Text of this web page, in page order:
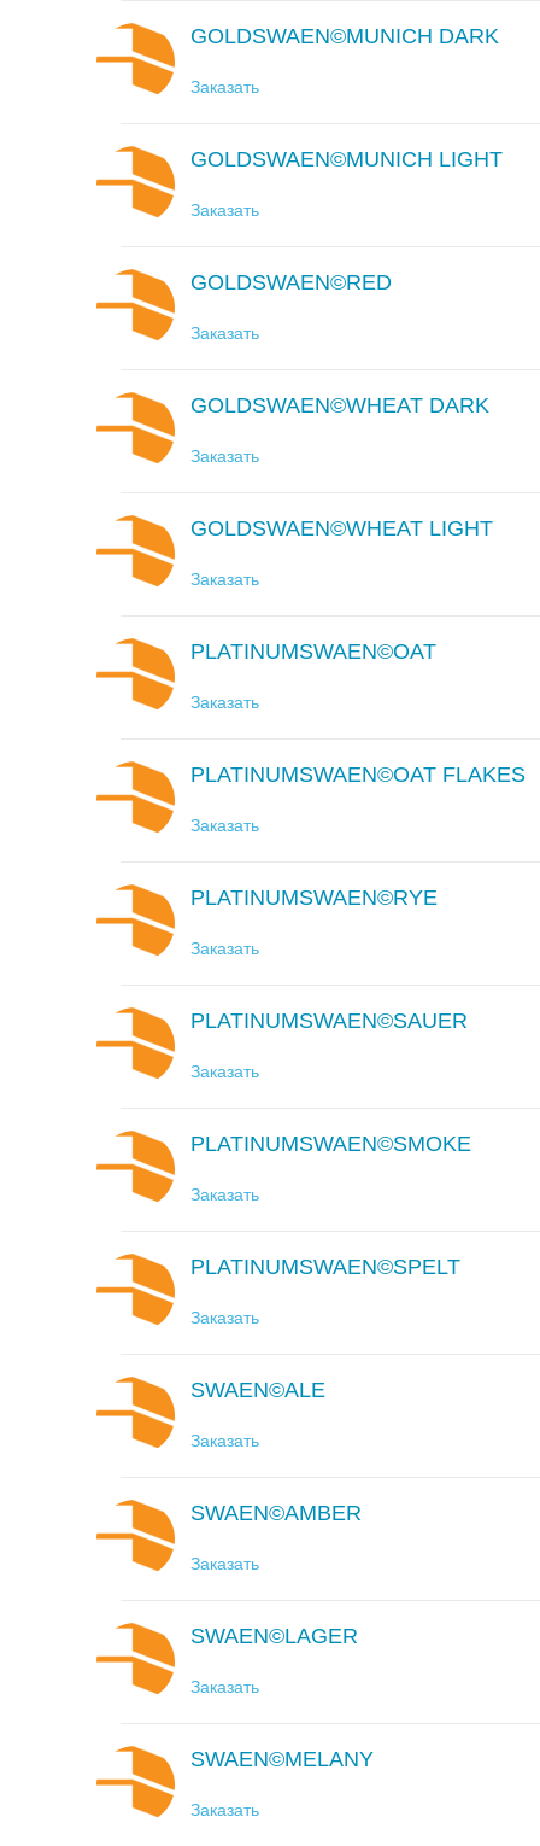
GOLDSWAEN©MUNICH DARK
Заказать
GOLDSWAEN©MUNICH LIGHT
Заказать
GOLDSWAEN©RED
Заказать
GOLDSWAEN©WHEAT DARK
Заказать
GOLDSWAEN©WHEAT LIGHT
Заказать
PLATINUMSWAEN©OAT
Заказать
PLATINUMSWAEN©OAT FLAKES
Заказать
PLATINUMSWAEN©RYE
Заказать
PLATINUMSWAEN©SAUER
Заказать
PLATINUMSWAEN©SMOKE
Заказать
PLATINUMSWAEN©SPELT
Заказать
SWAEN©ALE
Заказать
SWAEN©AMBER
Заказать
SWAEN©LAGER
Заказать
SWAEN©MELANY
Заказать